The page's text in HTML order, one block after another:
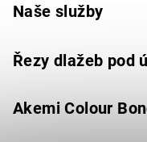
Naše služby
Řezy dlažeb pod
Akemi Colour